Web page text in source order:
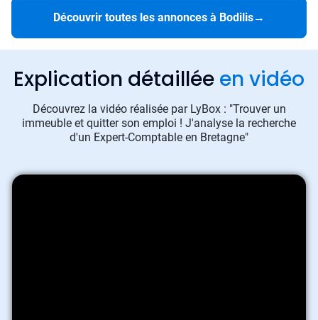
Découvrir toutes les annonces à Bodilis→
Explication détaillée en vidéo
Découvrez la vidéo réalisée par LyBox : "Trouver un
immeuble et quitter son emploi ! J'analyse la recherche
d'un Expert-Comptable en Bretagne"